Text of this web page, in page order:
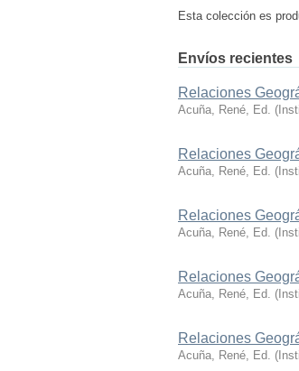
Esta colección es
Envíos recientes
Relaciones
Acuña, René, Ed. (
Relaciones
Acuña, René, Ed. (
Relaciones
Acuña, René, Ed. (
Relaciones
Acuña, René, Ed. (
Relaciones
Acuña, René, Ed. (